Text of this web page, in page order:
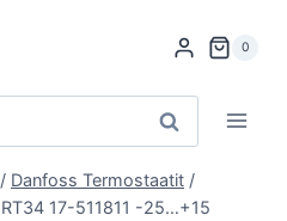
0
Haku
/ Danfoss Termostaatit /
RT34 17-511811 -25…+15